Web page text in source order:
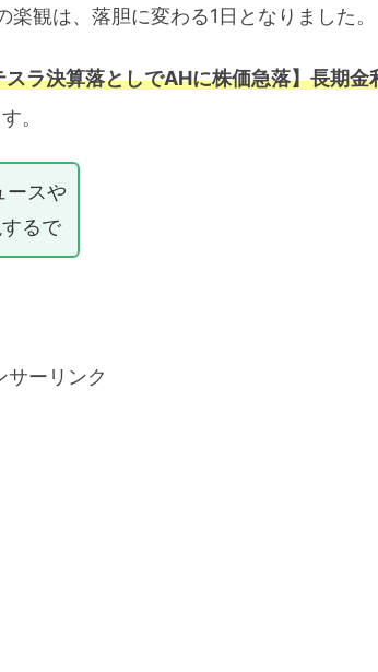
観は、落胆に変わる1日となりました。
スラ決算落としでAHに株価急落】長期金
。
ースや
るで
サーリンク